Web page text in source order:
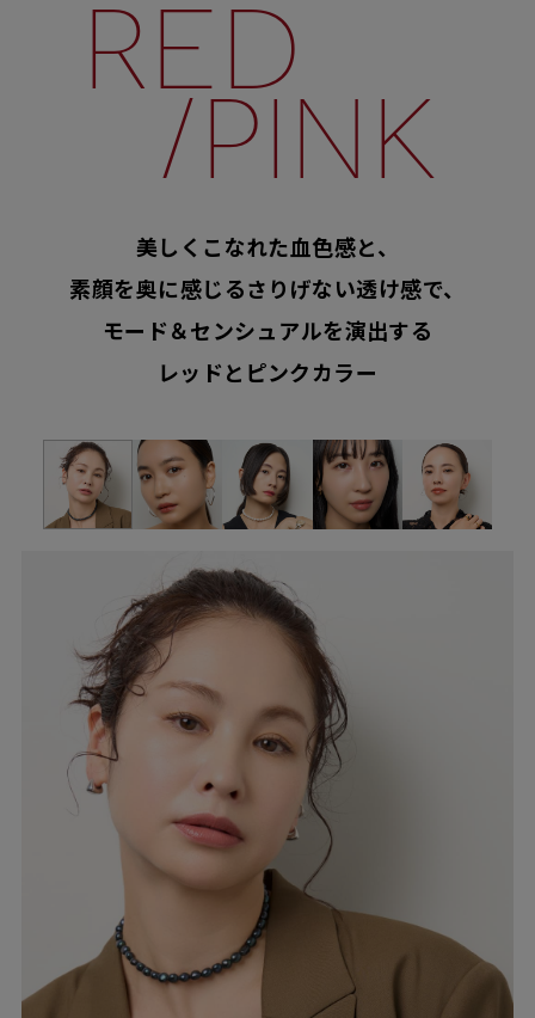
RED
/PINK
美しくこなれた血色感と、
素顔を奥に感じるさりげない透け感で、
モード＆センシュアルを演出する
レッドとピンクカラー